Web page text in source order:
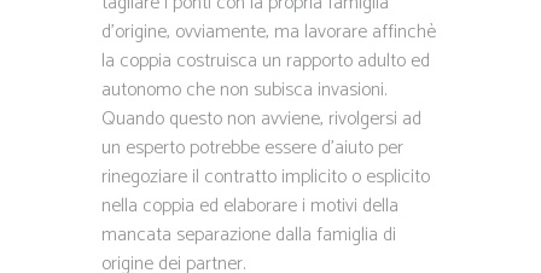
d’origine, ovviamente, ma lavorare affinchè
la coppia costruisca un rapporto adulto ed
autonomo che non subisca invasioni.
Quando questo non avviene, rivolgersi ad
un esperto potrebbe essere d’aiuto per
rinegoziare il contratto implicito o esplicito
nella coppia ed elaborare i motivi della
mancata separazione dalla famiglia di
origine dei partner.